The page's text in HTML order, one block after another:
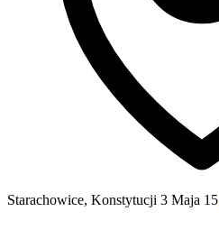
Starachowice, Konstytucji 3 Maja